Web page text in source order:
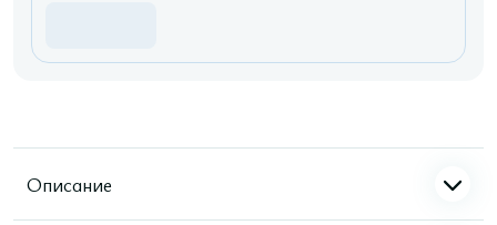
Описание